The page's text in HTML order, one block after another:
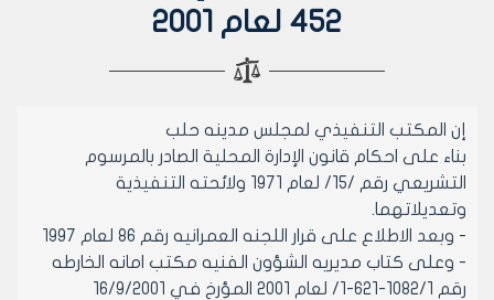
452 لعام 2001
إن المكتب التنفيذي لمجلس مدينه حلب
بناء على احكام قانون الإدارة المحلية الصادر بالمرسوم
التشريعي رقم /15/ لعام 1971 ولائحته التنفيذية
وتعديلاتهما.
- وبعد الاطلاع على قرار اللجنه العمرانيه رقم 86 لعام 1997
- وعلى كتاب مديريه الشؤون الفنيه مكتب امانه الخارطه
رقم 1082/1-621-1/ لعام 2001 المؤرخ في 16/9/2001